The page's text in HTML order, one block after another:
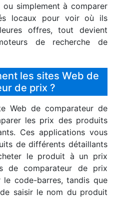
simplement à comparer
locaux pour voir où ils
offres, tout devient
de recherche de
les sites Web de
de prix ?
Web de comparateur de
les prix des produits
Ces applications vous
de différents détaillants
le produit à un prix
de comparateur de prix
code-barres, tandis que
saisir le nom du produit